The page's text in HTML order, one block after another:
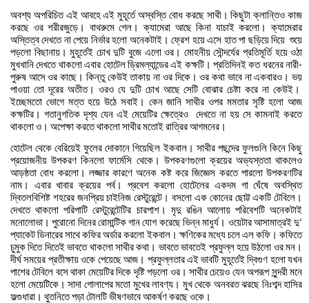
অবশ্য অপরিচিত এই আবহে এই মুহূর্তে অস্বস্তি বোধ করছে সাথী। কিছুটা ক্লান্তিও কাজ
করছে ওর শরীরজুড়ে। বাথরুমে গেল। ক্যামেরা আছে কিনা যাচাই করলো।
ক্যামেরার
অস্তিত্ব দেখতে না পেয়ে নির্ভার হলো অনেকটাই। ফ্রেশ হয়ে এসে হাত পা ছড়িয়ে দিয়ে শুয়ে
পড়লো বিছানায়। মুহূর্তেই চোখ দুটি বুজে এলো ওর। মোহনীয় সৌন্দর্যের প্রতিমূর্তি হয়ে ওঠা
মুখখানি দেখতে থাকলো এবার হোটেল ড্রিমল্যান্ডের এই কক্ষটি। প্রতিদিনই কত ধরনের নারী-
পুরুষ আসে ওর কাছে। কিন্তু কেউই তাকায় না ওর দিকে। ওর কথা ভাবে না একবারও। ভয়
পাওয়া তো দূরের অতীত। ওরও যে দুটি চোখ আছে সেটি বোঝার চেষ্টা করে না কেউই।
ইচ্ছেমতো ভোগে মত্ত হয়ে উঠে সবাই। কেন জানি সাথীর ওপর মমতার সৃষ্টি হলো আজ
কক্ষটির। গতানুগতিক দৃশ্য যেন এই মেয়েটির ক্ষেত্রেও দেখতে না হয় সে কামনাই করতে
থাকলোও। অপেক্ষাকরতেথাকলোসাথীরমতোইরাত্রিরআগমনের।
হোটেল থেকে বেরিয়েই ফুলের দোকানে গিয়েছিল ইকবাল। সাথীর পছন্দের ফুলগুলি কিনে কিছু
প্রয়োজনীয় উপকরণ কিনলো ফার্মেসি থেকে। উপকরণগুলো ক্রয়ের অভ্যস্ততা থাকলেও
আড়ষ্ঠতা বোধ করলো। লজ্জার কারণে অনেক কষ্ট করে জিজ্ঞেস করতে পারলো উপকরণটির
নাম।
এবার খাবার ক্রয়ের পর্ব। প্রবেশ করলো হোটেলের একদম গা ঘেঁষে অবস্থিত
দ্বিতলবিশিষ্ট শহরের জনপ্রিয় চাইনিজ রেস্টুরেন্টে। বসলো এক কোনের ছোট্ট একটি টেবিলে।
দেখতে থাকলো পরিপাটি রেস্টুরেন্টেটির চারপাশ। মৃদু রঙিন আলোয় পরিবেশটি অনেকটাই
মনোলোভা। পুরোনো দিনের রোমান্টিক গান যোগ করেছে ভিন্ন মাধুর্য। ওয়েটার আসামাত্রই দু’
প্যাকেটডিনারেরসাথেকফির অর্ডার করলো ইকবাল। ক্ষণিকের মধ্যে চলেএলকফি। কফিতে
চুমুক দিতে দিতেই ভাবতে থাকলো সাথীর কথা। ভাবতে ভাবতেই প্রফুল্ল হয়ে উঠলো ওর মন।
দীর্ঘ সময়ের প্রতীক্ষায় ওকে পেয়েছে আজ। প্রফুল্লতার এই ভাবটি মুহূর্তেই দ্বিগুণ হলো যখন
পাশের টেবিলে বসে থাকা মেয়েটির দিকে দৃষ্টি পড়লো ওর। সাথীর চেয়েও যেন অপরূপ সুন্দরী মনে
হলো মেয়েটিকে। সাদা গোলাপের মতো মুখের লাবণ্য। মুখ থেকে অনবরত ঝরছে নিঃশব্দ হাসির
ফল্গুধারা। থুতনিতেপড়াটোলটিভীষণভাবেআকর্ষণকরছেওকে।